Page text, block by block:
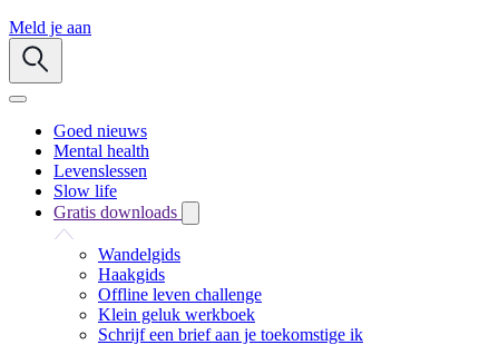
Meld je aan
Goed nieuws
Mental health
Levenslessen
Slow life
Gratis downloads
Wandelgids
Haakgids
Offline leven challenge
Klein geluk werkboek
Schrijf een brief aan je toekomstige ik